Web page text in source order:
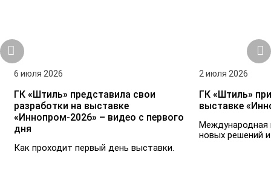
6 июля 2026
ГК «Штиль» представила свои
разработки на выставке
«Иннопром-2026» – видео с первого
дня
Как проходит первый день выставки.
2 июля 2026
ГК «Штиль»
выставке
Международная
новых решений